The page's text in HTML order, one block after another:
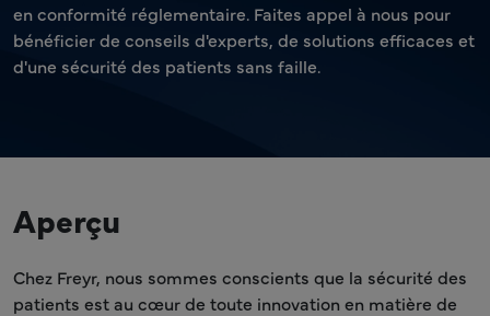
en conformité réglementaire. Faites appel à nous pour
bénéficier de conseils d'experts, de solutions efficaces et
d'une sécurité des patients sans faille.
Aperçu
Chez Freyr, nous sommes conscients que la sécurité des
patients est au cœur de toute innovation en matière de